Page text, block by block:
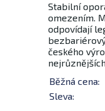
Stabilní
omezením.
odpovídají
českého
Běžná cena:
Sleva: